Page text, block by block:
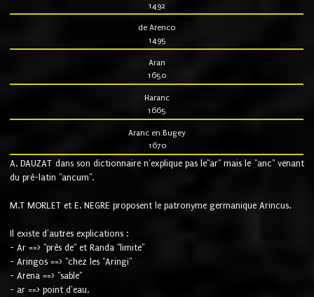
1492
de Arenco
1495
Aran
1650
Haranc
1665
Aranc en Bugey
1670
A. DAUZAT dans son dictionnaire n'explique pas le"ar" mais le "anc" venant
du pré-latin "ancum".
M.T MORLET et E. NEGRE proposent le patronyme germanique Arincus.
Il existe d'autres explications :
- Ar ==> "près de" et Randa "limite"
- Aringos ==> "chez les "Aringi"
- Arena ==> "sable"
- ar ==> point d'eau.